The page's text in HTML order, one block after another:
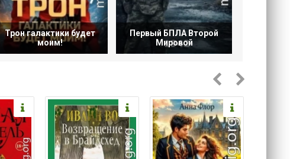
Трон галактики будет
моим!
Первый БПЛА Второй
Мировой